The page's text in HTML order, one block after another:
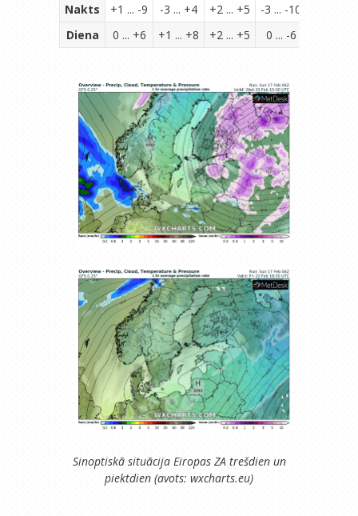
Nakts +1 ... -9 -3 ... +4 +2 ... +5 -3 ... -10
Diena
0 ... +6 +1 ... +8 +2 ... +5 0 ... -6
Sinoptiskā situācija Eiropas ZA trešdien un
piektdien (avots: wxcharts.eu)